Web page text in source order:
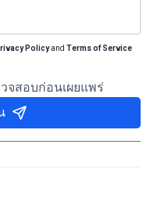
Policyand Terms of Service
จสอบก่อนเผยแพร่